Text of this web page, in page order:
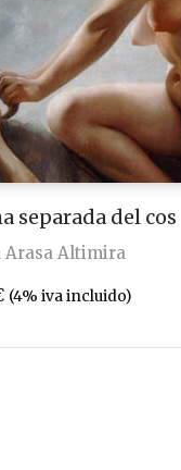
separada del cos
Arasa Altimira
(4% iva incluido)